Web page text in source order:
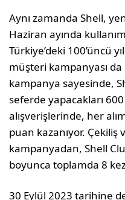
Aynı zamanda Shell,
Haziran ayında
Türkiye’deki 100’üncü
müşteri kampanyası da
kampanya sayesinde,
seferde yapacakları
alışverişlerinde, her
puan kazanıyor.
kampanyadan, Shell
boyunca toplamda 8
30 Eylül 2023 tarihine